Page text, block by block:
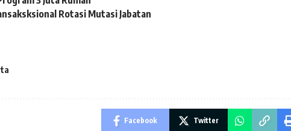
Rotasi Mutasi Jabatan
Facebook Twitter